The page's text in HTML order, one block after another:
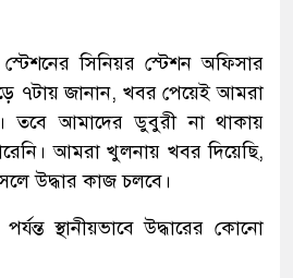
স্টেশনের সিনিয়র স্টেশন অফিসার
৭টায় জানান, খবর পেয়েই আমরা
তবে আমাদের ডুবুরী না থাকায়
আমরা খুলনায় খবর দিয়েছি,
উদ্ধার কাজ চলবে।
স্থানীয়ভাবে উদ্ধারের কোনো